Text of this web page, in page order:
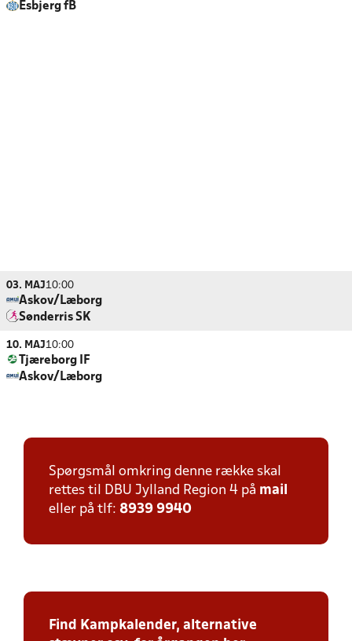
Esbjerg fB
03. MAJ10:00
Askov/Læborg
Sønderris SK
10. MAJ10:00
Tjæreborg IF
Askov/Læborg
Spørgsmål omkring denne række skal
rettes til DBU Jylland Region 4 på mail
eller på tlf: 8939 9940
Find Kampkalender, alternative